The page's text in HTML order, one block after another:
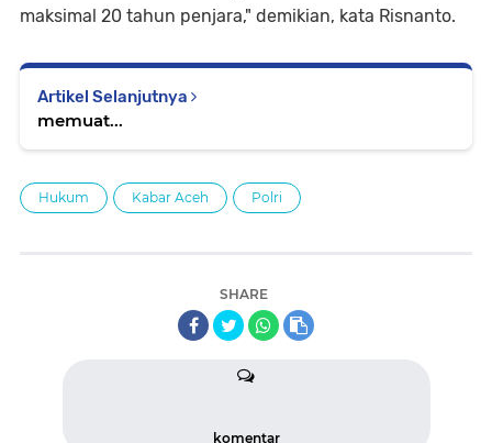
maksimal 20 tahun penjara," demikian, kata Risnanto.
Artikel Selanjutnya
memuat...
Hukum Kabar Aceh Polri
SHARE
komentar